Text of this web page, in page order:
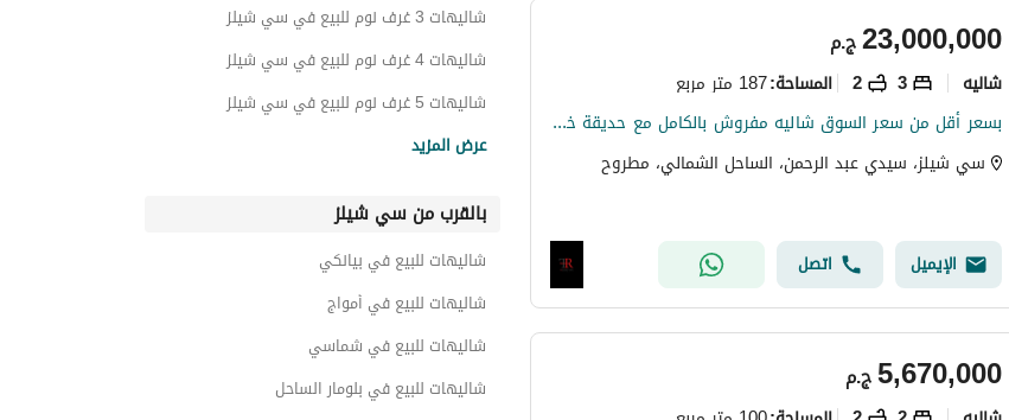
ج.م23,000,000
شاليه 3
2 المساحة:187 متر مربع
بسعر أقل من سعر السوق شاليه مفروش بالكامل مع حديقة خاصة للبيع في سيشيل بالساحل الشمالي
سي شيلز، سيدي عبد الرحمن، الساحل الشمالي، مطروح
الإيميل اتصل
ج.م5,670,000
شاليهات 3 غرف نوم للبيع في سي شيلز
شاليهات 4 غرف نوم للبيع في سي شيلز
شاليهات 5 غرف نوم للبيع في سي شيلز
دوبليكس للبيع في سي شيلز
كبينات للبيع في سي شيلز
تاون هاوس للبيع في سي شيلز
توين هاوس للبيع في سي شيلز
اي فيلا للبيع في سي شيلز
عرض المزيد
بالقرب من سي شيلز
شاليهات للبيع في بيانكي
شاليهات للبيع في أمواج
شاليهات للبيع في شماسي
شاليهات للبيع في بلومار الساحل